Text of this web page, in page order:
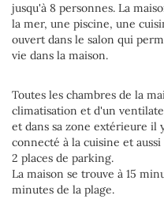
jusqu'à 8 personnes. La
la mer, une piscine, une
ouvert dans le salon qui
vie dans la maison.
Toutes les chambres de la
climatisation et d'un
et dans sa zone extérieure il
connecté à la cuisine et
2 places de parking.
La maison se trouve à 15
minutes de la plage.